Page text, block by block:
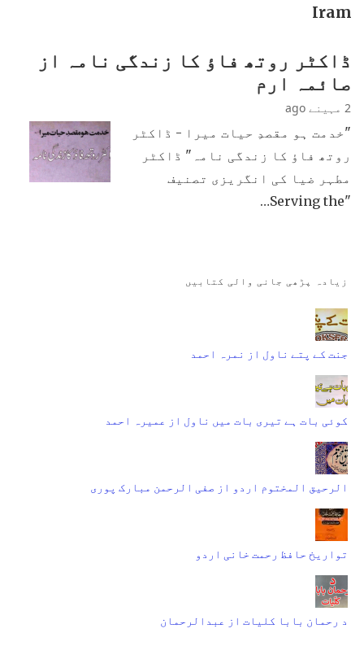
Iram
ڈاکٹر روتھ فاؤ کا زندگی نامہ از
صائمہ ارم
2 مہینے ago
"خدمت ہو مقصدِ حیات میرا - ڈاکٹر
روتھ فاؤ کا زندگی نامہ" ڈاکٹر
مطہر ضیا کی انگریزی تصنیف
"Serving the…
زیادہ پڑھی جانی والی کتابیں
جنت کے پتے ناول از نمرہ احمد
کوئی بات ہے تیری بات میں ناول از عمیرہ احمد
الرحیق المختوم اردو از صفی الرحمن مبارک پوری
تواریخ حافظ رحمت خانی اردو
د رحمان بابا کلیات از عبدالرحمان